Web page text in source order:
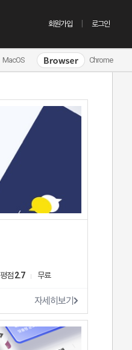
회원가입 로그인
MacOS Chrome
평점2.7 무료
자세히보기